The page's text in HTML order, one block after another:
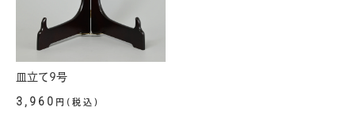
皿立て9号
3,960 円(税込)